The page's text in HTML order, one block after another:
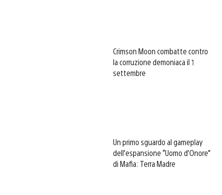
Crimson Moon combatte contro
la corruzione demoniaca il 1
settembre
Un primo sguardo al gameplay
dell’espansione “Uomo d’Onore”
di Mafia: Terra Madre